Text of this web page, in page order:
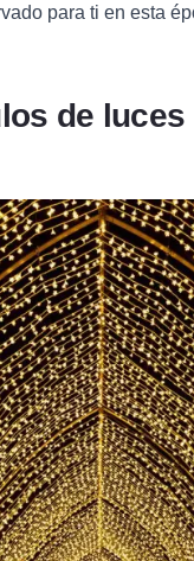
para ti en esta
de luces